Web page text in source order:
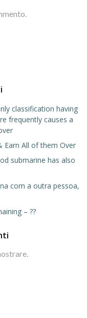
classification having
frequently causes a
Earn All of them Over
submarine has also
com a outra pessoa,
– ??